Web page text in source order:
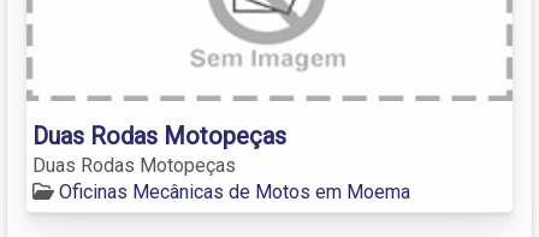
Duas Rodas Motopeças
Duas Rodas Motopeças
Oficinas Mecânicas de Motos em Moema